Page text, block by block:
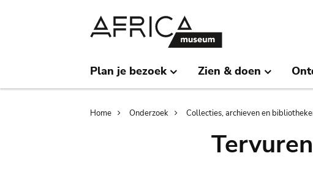
Plan je bezoek Zien & doen
Breadcrumb
Home Onderzoek Collecties, archieven en